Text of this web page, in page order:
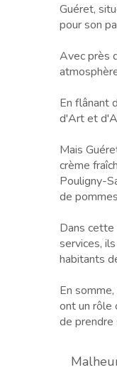
Guéret,
pour son
Avec près
En flânant
d'Art et
Mais
crème
Pouligny-
de
Dans
services,
habitants
En
ont un rôle
de prendre